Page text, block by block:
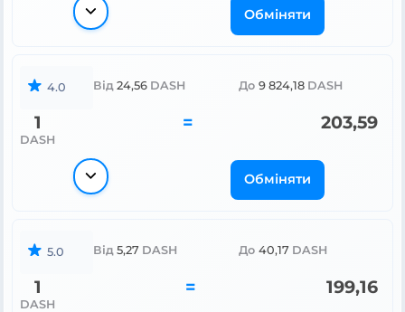
Обміняти
4.0 Від 24,56 DASH До 9 824,18 DASH
1
DASH
= 203,59
Обміняти
5.0 Від 5,27 DASH До 40,17 DASH
1
DASH
= 199,16